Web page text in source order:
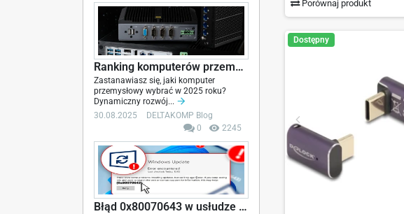
Ranking komputerów przemysłowych - 2025
Zastanawiasz się, jaki komputer
przemysłowy wybrać w 2025 roku?
Dynamiczny rozwój...
30.08.2025
DELTAKOMP Blog
2245
0
Błąd 0x80070643 w usłudze Windows Update -...
Porównaj produkt
Dostępny